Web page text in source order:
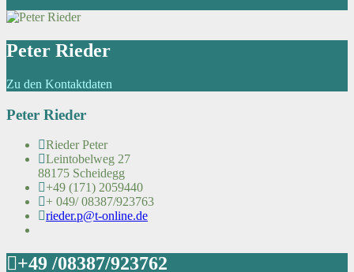
Peter Rieder
Zu den Kontaktdaten
Peter Rieder
Rieder Peter
Leintobelweg 27
88175 Scheidegg
+49 (171) 2059440
+ 049/ 08387/923763
rieder.p@t-online.de
+49 /08387/923762